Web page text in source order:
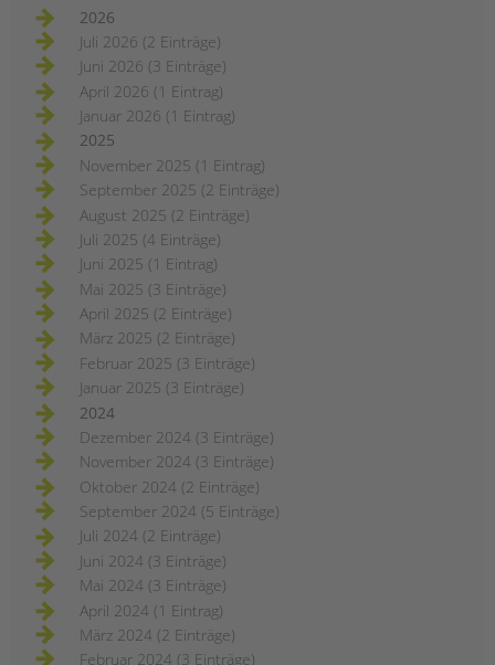
2026
Juli 2026 (2 Einträge)
Juni 2026 (3 Einträge)
April 2026 (1 Eintrag)
Januar 2026 (1 Eintrag)
2025
November 2025 (1 Eintrag)
September 2025 (2 Einträge)
August 2025 (2 Einträge)
Juli 2025 (4 Einträge)
Juni 2025 (1 Eintrag)
Mai 2025 (3 Einträge)
April 2025 (2 Einträge)
März 2025 (2 Einträge)
Februar 2025 (3 Einträge)
Januar 2025 (3 Einträge)
2024
Dezember 2024 (3 Einträge)
November 2024 (3 Einträge)
Oktober 2024 (2 Einträge)
September 2024 (5 Einträge)
Juli 2024 (2 Einträge)
Juni 2024 (3 Einträge)
Mai 2024 (3 Einträge)
April 2024 (1 Eintrag)
März 2024 (2 Einträge)
Februar 2024 (3 Einträge)